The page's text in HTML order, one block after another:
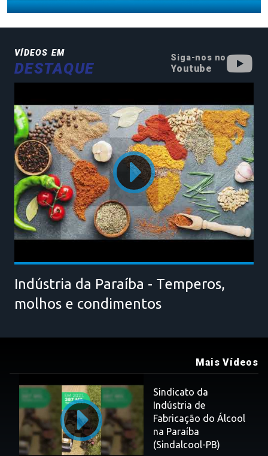
Siga-nos no
Youtube
VÍDEOS EM
DESTAQUE
Indústria da Paraíba - Temperos,
molhos e condimentos
Mais Vídeos
Sindicato da
Indústria de
Fabricação do Álcool
na Paraíba
(Sindalcool-PB)